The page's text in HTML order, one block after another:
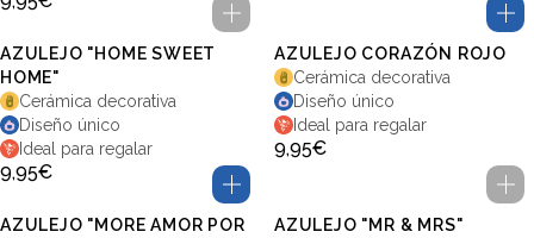
AZULEJO "HOME SWEET
HOME"
Cerámica decorativa
Diseño único
Ideal para regalar
9,95€
AZULEJO CORAZÓN ROJO
Cerámica decorativa
Diseño único
Ideal para regalar
9,95€
AZULEJO "MORE AMOR POR
AZULEJO "MR & MRS"